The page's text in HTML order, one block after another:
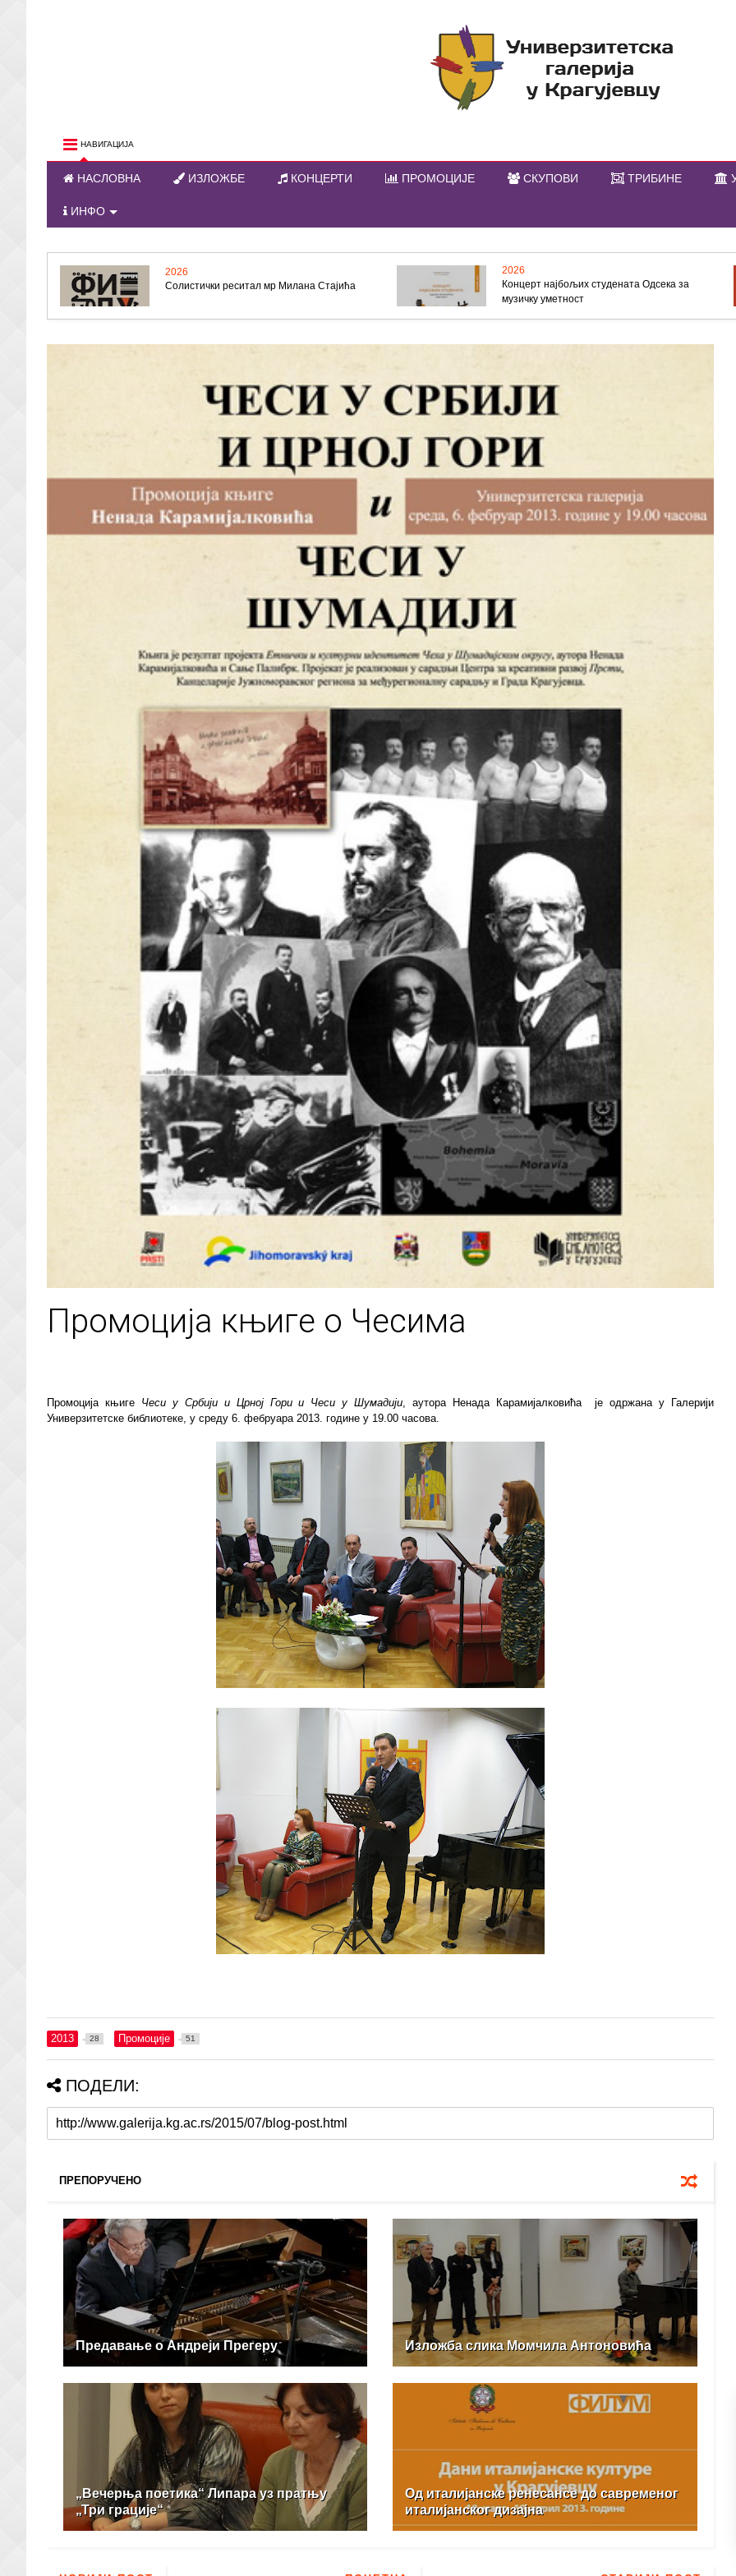
НАВИГАЦИЈА
НАСЛОВНА ИЗЛОЖБЕ КОНЦЕРТИ ПРОМОЦИЈЕ СКУПОВИ ТРИБИНЕ
ИНФО
2026
Солистички реситал мр Милана Стајића
2026
Концерт најбољих студената Одсека за
музичку уметност
Промоција књиге о Чесима
Промоција књиге Чеси у Србији и Црној Гори и Чеси у Шумадији , аутора Ненада Карамијалковића је одржана у Галерији
Универзитетске библиотеке, у среду 6. фебруара 2013. године у 19.00 часова.
2013 28 Промоције 51
ПОДЕЛИ:
ПРЕПОРУЧЕНО
Предавање о Андреји Прегеру Изложба слика Момчила Антоновића
„Вечерња поетика“ Липара уз пратњу
„Три грације“
Од италијанске ренесансе до савременог
италијанског дизајна